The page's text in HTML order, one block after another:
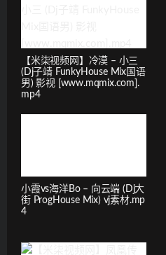
【米柒视频网】冷漠 – 小三
(Dj子靖 FunkyHouse Mix国语
男) 影视 [www.mqmix.com].
mp4
小霞vs海洋Bo – 向云端 (Dj大
街 ProgHouse Mix) vj素材.mp
4